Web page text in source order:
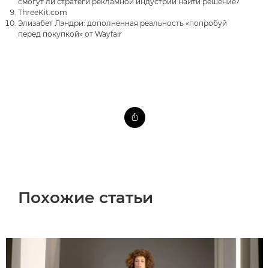
ThreeKit.com
Элизабет Лэндри: дополненная реальность «попробуй
перед покупкой» от Wayfair
Похожие статьи